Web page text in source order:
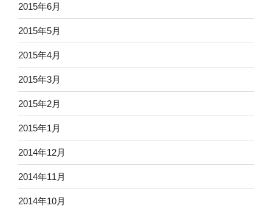
2015年6月
2015年5月
2015年4月
2015年3月
2015年2月
2015年1月
2014年12月
2014年11月
2014年10月